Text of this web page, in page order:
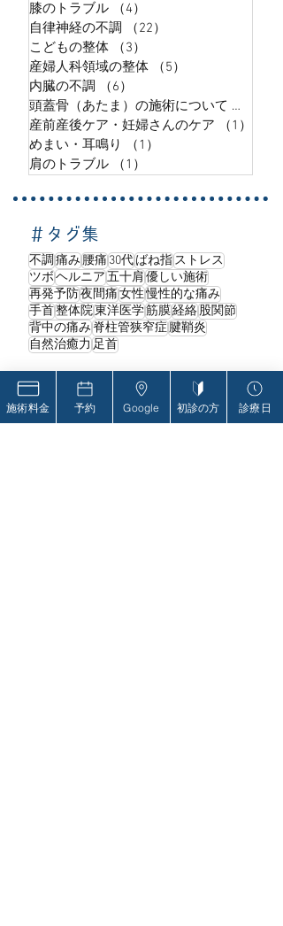
膝のトラブル
（4）
自律神経の不調
（22）
こどもの整体
（3）
産婦人科領域の整体
（5）
内臓の不調
（6）
頭蓋骨（あたま）の施術について （5）
産前産後ケア・妊婦さんのケア
（1）
めまい・耳鳴り
（1）
肩のトラブル
（1）
＃タグ集
不調痛み腰痛 30代ばね指ストレス
ツボヘルニア五十肩優しい施術
再発予防夜間痛女性慢性的な痛み
手首整体院東洋医学筋膜経絡股関節
背中の痛み脊柱管狭窄症腱鞘炎
自然治癒力 足首
施術料金 予約 Google 初診の方 診療日